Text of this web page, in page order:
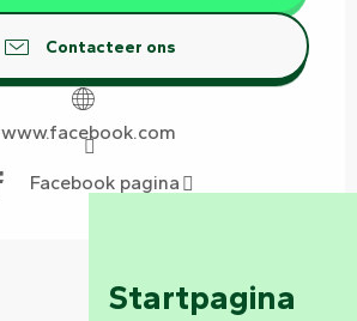
Startpagina
Contacteer ons
www.facebook.com
Facebook pagina